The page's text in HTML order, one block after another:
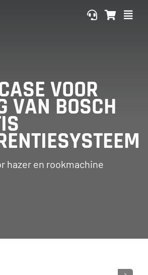
VOOR
VAN BOSCH
hazer en rookmachine